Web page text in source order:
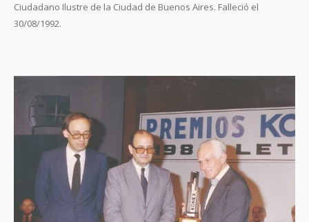
Ciudadano Ilustre de la Ciudad de Buenos Aires. Falleció el
30/08/1992.